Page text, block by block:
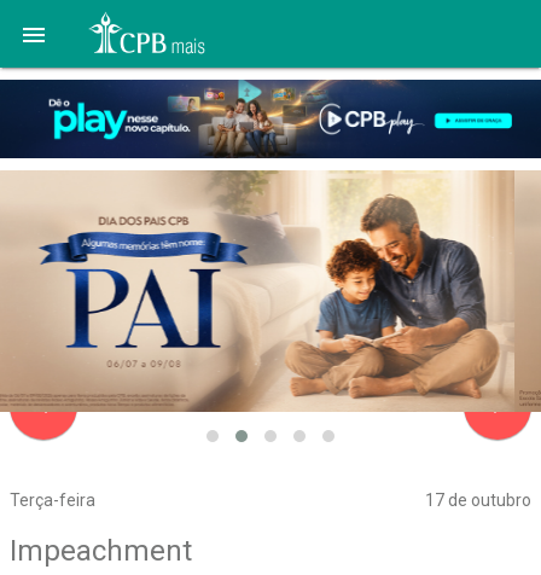

Terça-feira 17 de outubro
navigate_before
Impeachment
navigate_next